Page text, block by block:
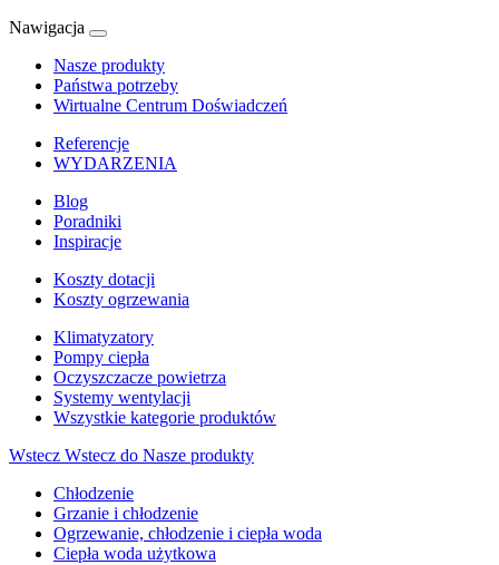
Nawigacja
Nasze produkty
Państwa potrzeby
Wirtualne Centrum Doświadczeń
Referencje
WYDARZENIA
Blog
Poradniki
Inspiracje
Koszty dotacji
Koszty ogrzewania
Klimatyzatory
Pompy ciepła
Oczyszczacze powietrza
Systemy wentylacji
Wszystkie kategorie produktów
Wstecz Wstecz do Nasze produkty
Chłodzenie
Grzanie i chłodzenie
Ogrzewanie, chłodzenie i ciepła woda
Ciepła woda użytkowa